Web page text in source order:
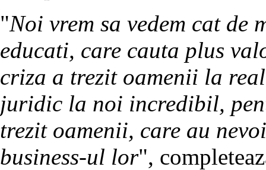
"Noi vrem sa vedem cat de
educati, care cauta plus
criza a trezit oamenii la
juridic la noi incredibil,
trezit oamenii, care au
business-ul lor",